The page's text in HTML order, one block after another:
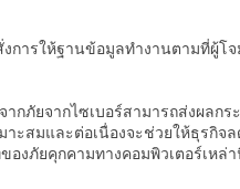
การให้ฐานข้อมูลทำงานตามที่ผู้โ
กภัยจากไซเบอร์สามารถส่งผล
ะสมและต่อเนื่องจะช่วยให้ธุรกิจ
ภัยคุกคามทางคอมพิวเตอร์เหล่